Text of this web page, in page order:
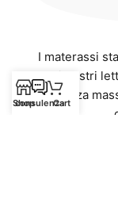
I materassi
i nostri
l'altezza
Shop
consulenza
Cart